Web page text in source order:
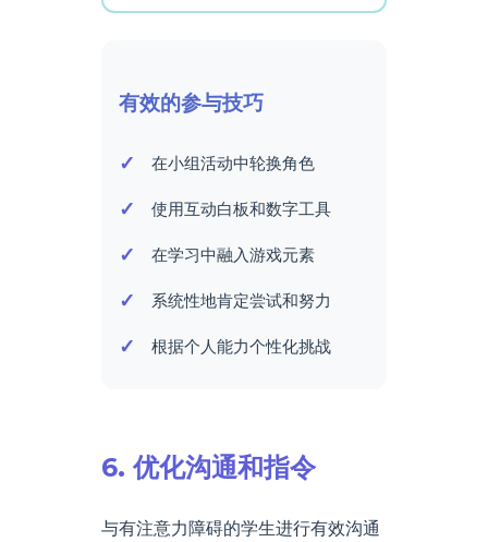
有效的参与技巧
在小组活动中轮换角色
使用互动白板和数字工具
在学习中融入游戏元素
系统性地肯定尝试和努力
根据个人能力个性化挑战
6. 优化沟通和指令
与有注意力障碍的学生进行有效沟通